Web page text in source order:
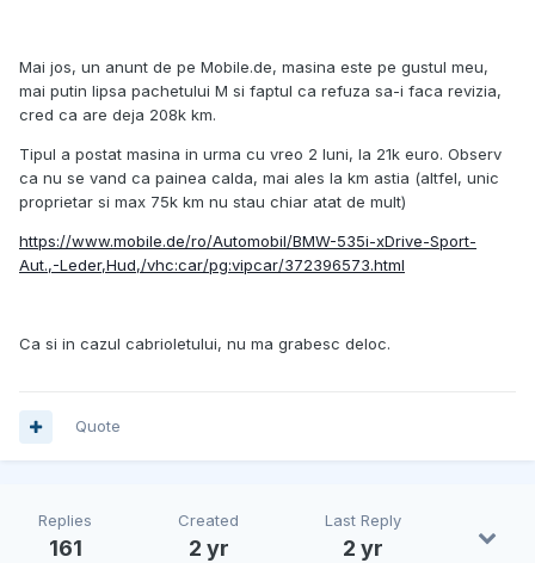
Mai jos, un anunt de pe Mobile.de, masina este pe gustul meu,
mai putin lipsa pachetului M si faptul ca refuza sa-i faca revizia,
cred ca are deja 208k km.
Tipul a postat masina in urma cu vreo 2 luni, la 21k euro. Observ
ca nu se vand ca painea calda, mai ales la km astia (altfel, unic
proprietar si max 75k km nu stau chiar atat de mult)
https://www.mobile.de/ro/Automobil/BMW-535i-xDrive-Sport-
Aut.,-Leder,Hud,/vhc:car/pg:vipcar/372396573.html
Ca si in cazul cabrioletului, nu ma grabesc deloc.
Quote
Replies
161
Created
2 yr
Last Reply
2 yr